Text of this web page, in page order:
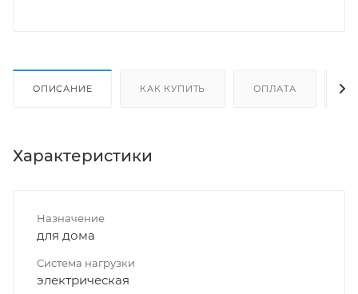
ОПИСАНИЕ КАК КУПИТЬ ОПЛАТА
Характеристики
Назначение
для дома
Система нагрузки
электрическая